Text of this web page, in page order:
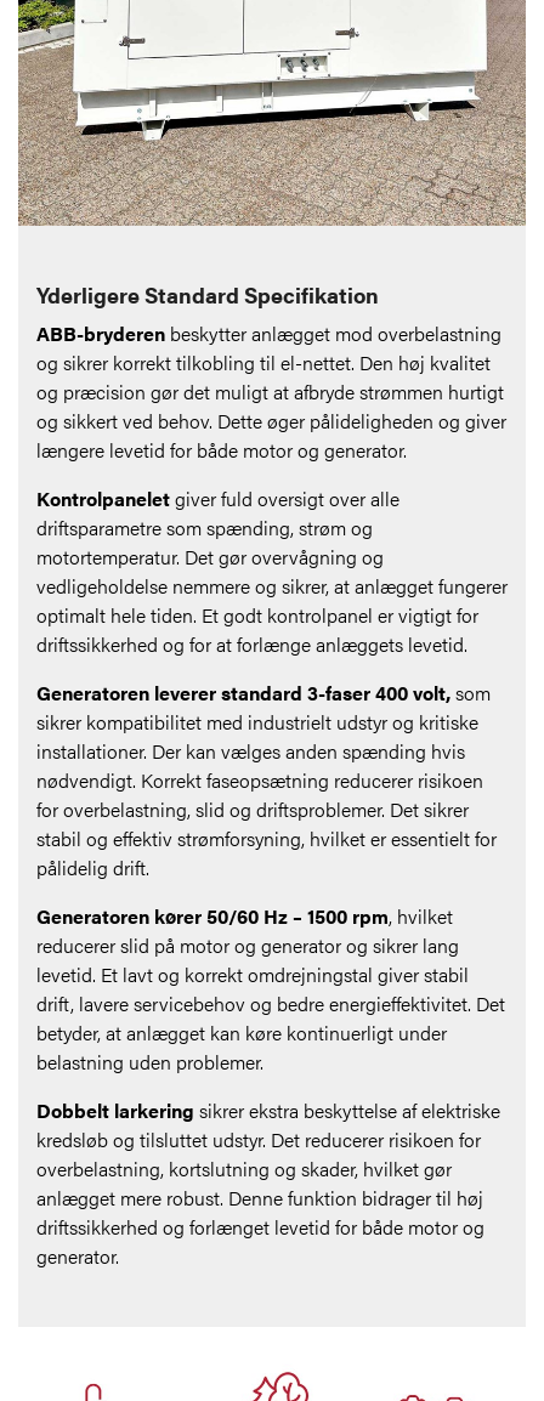
Yderligere Standard Specifikation
ABB-bryderen beskytter anlægget mod overbelastning
og sikrer korrekt tilkobling til el-nettet. Den høj kvalitet
og præcision gør det muligt at afbryde strømmen hurtigt
og sikkert ved behov. Dette øger pålideligheden og giver
længere levetid for både motor og generator.
Kontrolpaneletgiver fuld oversigt over alle
driftsparametre som spænding, strøm og
motortemperatur. Det gør overvågning og
vedligeholdelse nemmere og sikrer, at anlægget fungerer
optimalt hele tiden. Et godt kontrolpanel er vigtigt for
driftssikkerhed og for at forlænge anlæggets levetid.
Generatoren leverer standard 3-faser 400 volt,som
sikrer kompatibilitet med industrielt udstyr og kritiske
installationer. Der kan vælges anden spænding hvis
nødvendigt. Korrekt faseopsætning reducerer risikoen
for overbelastning, slid og driftsproblemer. Det sikrer
stabil og effektiv strømforsyning, hvilket er essentielt for
pålidelig drift.
Generatoren kører 50/60 Hz – 1500 rpm, hvilket
reducerer slid på motor og generator og sikrer lang
levetid. Et lavt og korrekt omdrejningstal giver stabil
drift, lavere servicebehov og bedre energieffektivitet. Det
betyder, at anlægget kan køre kontinuerligt under
belastning uden problemer.
Dobbelt larkering sikrer ekstra beskyttelse af elektriske
kredsløb og tilsluttet udstyr. Det reducerer risikoen for
overbelastning, kortslutning og skader, hvilket gør
anlægget mere robust. Denne funktion bidrager til høj
driftssikkerhed og forlænget levetid for både motor og
generator.